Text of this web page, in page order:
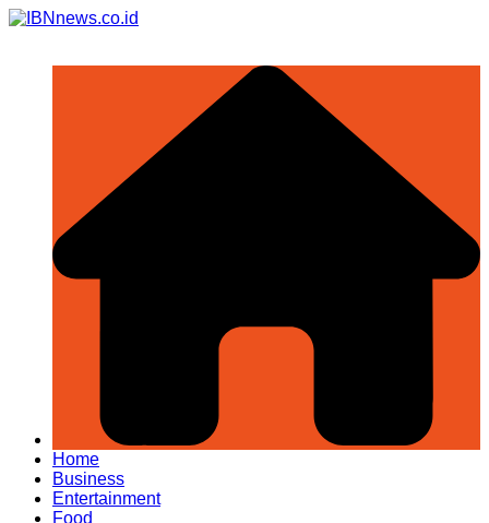
Skip
Home
Business
Entertainment
Food